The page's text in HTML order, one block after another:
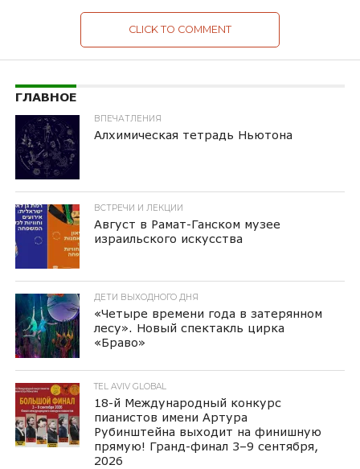
CLICK TO COMMENT
ГЛАВНОЕ
ВПЕЧАТЛЕНИЯ
Алхимическая тетрадь Ньютона
ВСТРЕЧИ И ЛЕКЦИИ
Август в Рамат-Ганском музее
израильского искусства
ДЕТИ ВЫХОДНОГО ДНЯ
«Четыре времени года в затерянном
лесу». Новый спектакль цирка
«Браво»
TEL AVIV GLOBAL
18-й Международный конкурс
пианистов имени Артура
Рубинштейна выходит на финишную
прямую! Гранд-финал 3–9 сентября,
2026